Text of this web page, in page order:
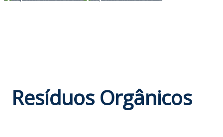
Resíduos Orgânicos